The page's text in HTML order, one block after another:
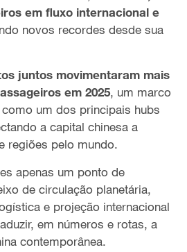
em fluxo internacional e
novos recordes desde sua
juntos movimentaram mais
em 2025, um marco
um dos principais hubs
a capital chinesa a
regiões pelo mundo.
apenas um ponto de
de circulação planetária,
e projeção internacional
em números e rotas, a
contemporânea.